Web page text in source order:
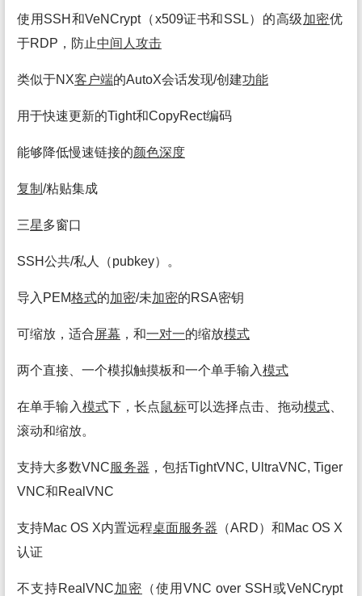
使用SSH和VeNCrypt（x509证书和SSL）的高级加密优
于RDP，防止中间人攻击
类似于NX客户端的AutoX会话发现/创建功能
用于快速更新的Tight和CopyRect编码
能够降低慢速链接的颜色深度
复制 /粘贴集成
三星多窗口
SSH公共/私人（pubkey）。
导入PEM格式的加密/未加密的RSA密钥
可缩放，适合屏幕 ，和一对一的缩放模式
两个直接、一个模拟触摸板和一个单手输入模式
在单手输入模式下，长点鼠标可以选择点击、拖动模式
滚动和缩放。
支持大多数VNC服务器 ，包括TightVNC, UltraVNC, Tiger
VNC和RealVNC
支持Mac OS X内置远程桌面服务器 （ARD）和Mac OS X
认证
不支持RealVNC加密 （使用VNC over SSH或VeNCrypt